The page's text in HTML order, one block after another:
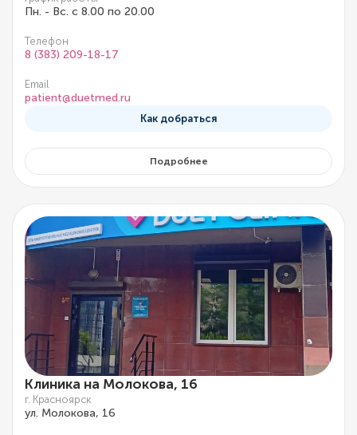
Пн. - Вс. с 8.00 по 20.00
Телефон
8 (383) 209-18-17
Email
patient@duetmed.ru
Как добраться
Подробнее
Клиника на Молокова, 16
г. Красноярск
ул. Молокова, 16